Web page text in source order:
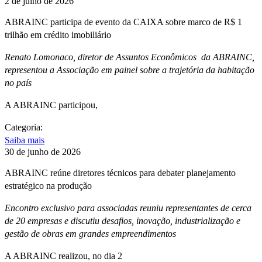
ABRAINC participa de evento da CAIXA sobre marco de R$ 1
trilhão em crédito imobiliário
Renato Lomonaco, diretor de Assuntos Econômicos da ABRAINC,
representou a Associação em painel sobre a trajetória da habitação
no país
A ABRAINC participou,
Categoria:
Saiba mais
30 de junho de 2026
ABRAINC reúne diretores técnicos para debater planejamento
estratégico na produção
Encontro exclusivo para associadas reuniu representantes de cerca
de 20 empresas e discutiu desafios, inovação, industrialização e
gestão de obras em grandes empreendimentos
A ABRAINC realizou, no dia 2